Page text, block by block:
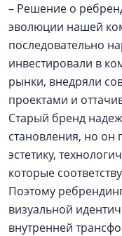
– Решение о
эволюции нашей
последовательно
инвестировали в
рынки, внедряли
проектами и
Старый бренд
становления, но он
эстетику,
которые
Поэтому
визуальной
внутренней